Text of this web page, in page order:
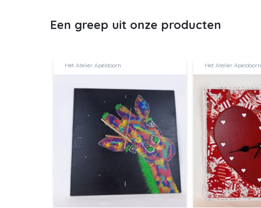
Een greep uit onze producten
Het Atelier Apeldoorn Het Atelier Apeldoorn